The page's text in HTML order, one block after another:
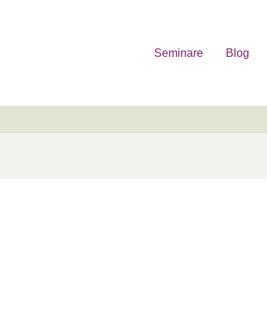
Seminare Blog